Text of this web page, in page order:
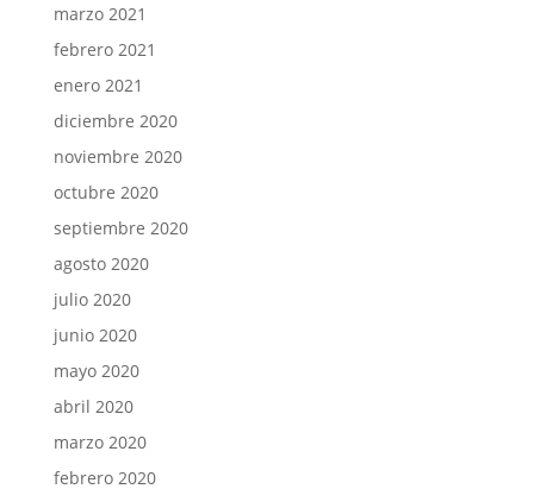
marzo 2021
febrero 2021
enero 2021
diciembre 2020
noviembre 2020
octubre 2020
septiembre 2020
agosto 2020
julio 2020
junio 2020
mayo 2020
abril 2020
marzo 2020
febrero 2020